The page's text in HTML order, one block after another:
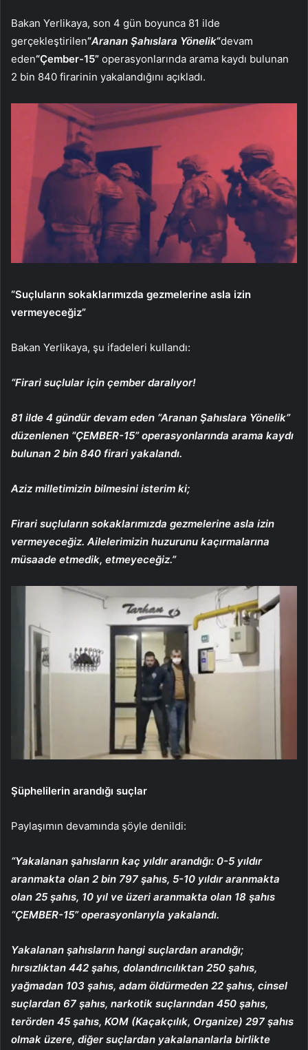
Bakan Yerlikaya, son 4 gün boyunca 81 ilde
gerçekleştirilen“Aranan Şahıslara Yönelik“devam
eden“Çember-15” operasyonlarında arama kaydı bulunan
2 bin 840 firarinin yakalandığını açıkladı.
“Suçluların sokaklarımızda gezmelerine asla izin
vermeyeceğiz”
Bakan Yerlikaya, şu ifadeleri kullandı:
“Firari suçlular için çember daralıyor!
81 ilde 4 gündür devam eden “Aranan Şahıslara Yönelik”
düzenlenen “ÇEMBER-15” operasyonlarında arama kaydı
bulunan 2 bin 840 firari yakalandı.
Aziz milletimizin bilmesini isterim ki;
Firari suçluların sokaklarımızda gezmelerine asla izin
vermeyeceğiz. Ailelerimizin huzurunu kaçırmalarına
müsaade etmedik, etmeyeceğiz.”
Şüphelilerin arandığı suçlar
Paylaşımın devamında şöyle denildi:
“Yakalanan şahısların kaç yıldır arandığı: 0-5 yıldır
aranmakta olan 2 bin 797 şahıs, 5-10 yıldır aranmakta
olan 25 şahıs, 10 yıl ve üzeri aranmakta olan 18 şahıs
“ÇEMBER-15” operasyonlarıyla yakalandı.
Yakalanan şahısların hangi suçlardan arandığı;
hırsızlıktan 442 şahıs, dolandırıcılıktan 250 şahıs,
yağmadan 103 şahıs, adam öldürmeden 22 şahıs, cinsel
suçlardan 67 şahıs, narkotik suçlarından 450 şahıs,
terörden 45 şahıs, KOM (Kaçakçılık, Organize) 297 şahıs
olmak üzere, diğer suçlardan yakalananlarla birlikte